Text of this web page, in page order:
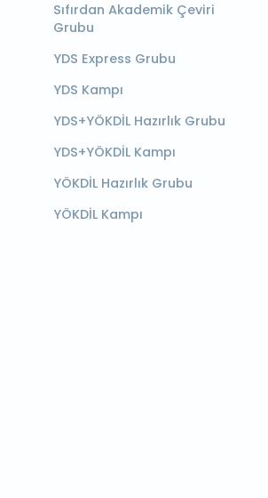
Sıfırdan Akademik Çeviri
Grubu
YDS Express Grubu
YDS Kampı
YDS+YÖKDİL Hazırlık Grubu
YDS+YÖKDİL Kampı
YÖKDİL Hazırlık Grubu
YÖKDİL Kampı